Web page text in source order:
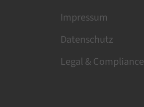
Impressum
Datenschutz
Legal & Compliance